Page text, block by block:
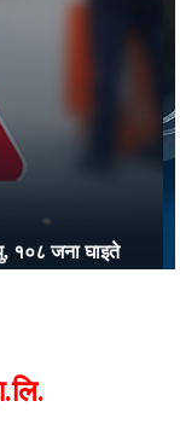
१०८ जना घाइते